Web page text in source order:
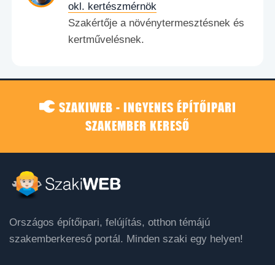
okl. kertészmérnök
Szakértője a növénytermesztésnek és
kertművelésnek.
SZAKIWEB - INGYENES ÉPÍTŐIPARI
SZAKEMBER KERESŐ
Országos építőipari, felújítás, otthon témájú
szakemberkereső portál. Minden szaki egy helyen!